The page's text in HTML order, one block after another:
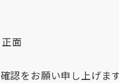
面
をお願い申し上げます